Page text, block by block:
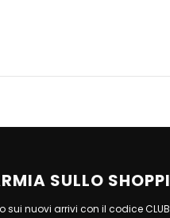
SULLO
nuovi arrivi con il codice